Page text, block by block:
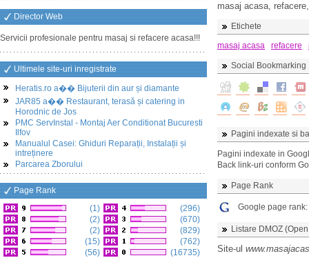
Director Web
Servicii profesionale pentru masaj si refacere acasa!!!
Ultimele site-uri inregistrate
Heratis.ro a�� Bijuterii din aur și diamante
JAR85 a�� Restaurant, terasă și catering in
Horodnic de Jos
PMC ServInstal - Montaj Aer Conditionat Bucuresti
Ilfov
Manualul Casei: Ghiduri Reparații, Instalații și
intreținere
Parcarea Zborului
Page Rank
(1)
(2)
(2)
(15)
(56)
(296)
(670)
(829)
(762)
(16735)
masaj acasa,
Etichete
masaj acasa
refacere
Social Bookmarking
Pagini indexate si
Pagini indexate in
Back link-uri conform
Page Rank
Google page rank:
Listare DMOZ
Site-ul